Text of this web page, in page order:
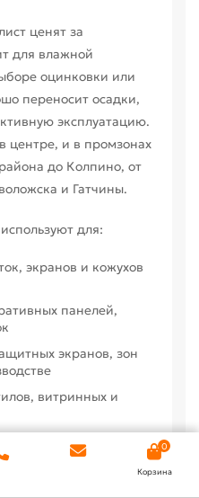
ценят за
для влажной
оцинковки или
переносит осадки,
эксплуатацию.
центре, и в промзонах
до Колпино, от
и Гатчины.
для:
экранов и кожухов
панелей,
экранов, зон
витринных и
0
Корзина